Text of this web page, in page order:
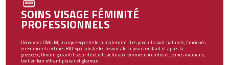
SOINS VISAGE FÉMINITÉ
PROFESSIONNELS
Découvrez OMUM, marque experte de la maternité ! Les produits sont naturels, fabriqués
en France et certifiés BIO. Spécialiste des besoins de la peau pendant et après la
grossesse, Omum garantit sécurité et efficacité aux femmes enceintes et jeunes mamans,
tout en leur offrant plaisir et glamour.